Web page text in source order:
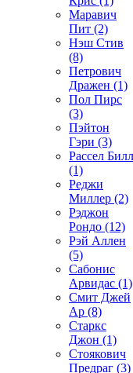
Маравич
Пит (2)
Нэш Стив
(8)
Петрович
Дражен (1)
Пол Пирс
(3)
Пэйтон
Гэри (3)
Рассел Билл
(1)
Реджи
Миллер (2)
Рэджон
Рондо (12)
Рэй Аллен
(5)
Сабонис
Арвидас (1)
Смит Джей
Ар (8)
Старкс
Джон (1)
Стоякович
Предраг (3)